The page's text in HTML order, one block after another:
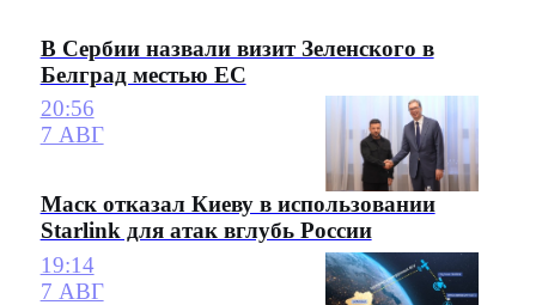
В Сербии назвали визит Зеленского в
Белград местью ЕС
20:56
7 АВГ
Маск отказал Киеву в использовании
Starlink для атак вглубь России
19:14
7 АВГ